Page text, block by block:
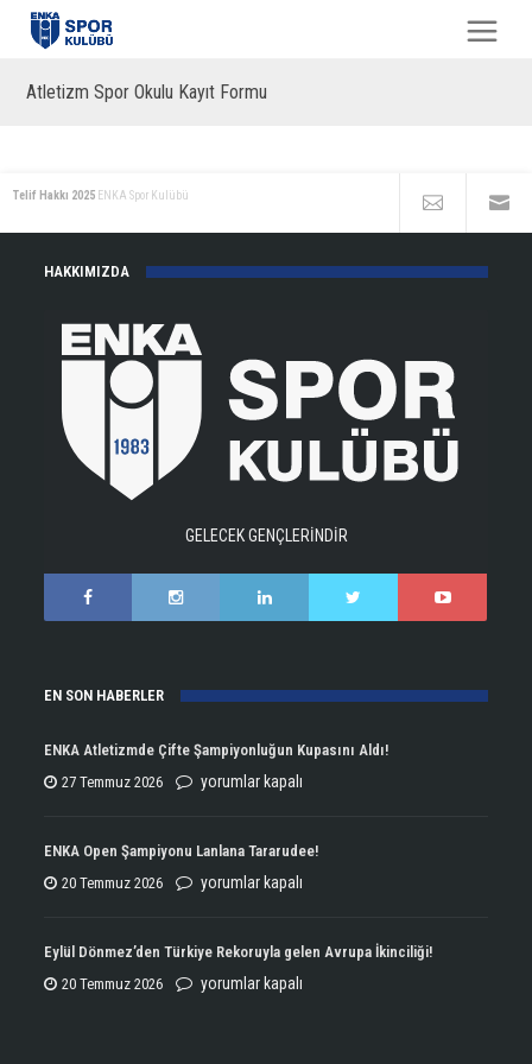
Atletizm Spor Okulu Kayıt Formu
Telif Hakkı 2025 ENKA Spor Kulübü
HAKKIMIZDA
GELECEK GENÇLERİNDİR
EN SON HABERLER
ENKA Atletizmde Çifte Şampiyonluğun Kupasını Aldı!
27 Temmuz 2026
ENKA
Çifte
Şampiyonluğun
yorumlar kapalı
ENKA Open Şampiyonu Lanlana Tararudee!
20 Temmuz 2026
ENKA
Şampiyonu
Lanlana
yorumlar kapalı
Eylül Dönmez’den Türkiye Rekoruyla gelen Avrupa İkinciliği!
20 Temmuz 2026
Eylül
yorumlar kapalı